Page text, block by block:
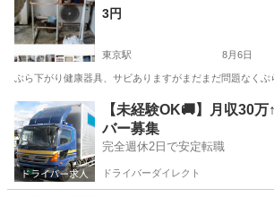
3円
東京駅 8月6日
ぶら下がり健康器具、サビありますがまだまだ問題なく
沖縄 宜野湾市 東京駅 洗濯用品 健康器具
【未経験OK🚚】月収30
バー募集
完全週休2日で安定転職
ドライバーダイレクト